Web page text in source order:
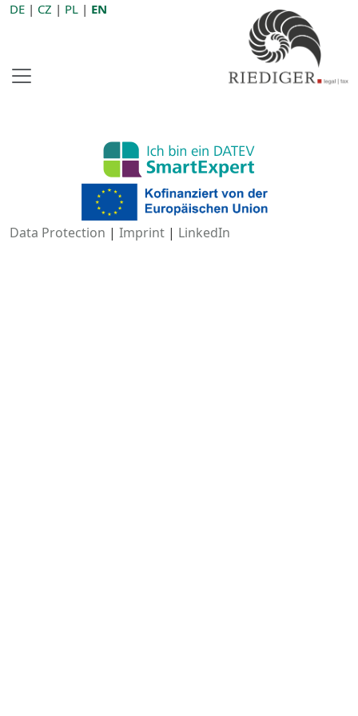
DE | CZ | PL | EN
Data Protection | Imprint | LinkedIn